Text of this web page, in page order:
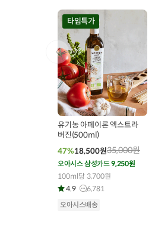
타임특가
000000 131개 구매
유기농 아페이론 엑스트라
버진(500ml)
47%18,500원35,000원
오아시스 삼성카드9,250원
100ml당 3,700원
4.9
6,781
오아시스배송